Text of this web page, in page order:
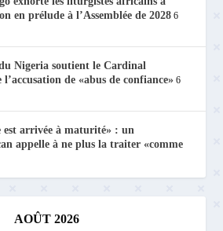
en prélude à l’Assemblée de 2028 6
Nigeria soutient le Cardinal
de «abus de confiance» 6
est arrivée à maturité» : un
appelle à ne plus la traiter «comme
AOÛT 2026